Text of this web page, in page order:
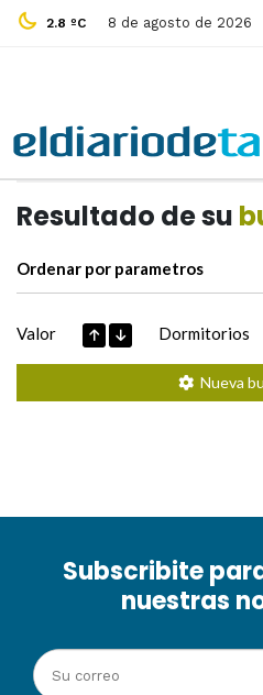
2.8 ºC 8 de agosto de 2026
Resultado de su
Ordenar por parametros
Valor Dormitorios
Nueva
Subscribite
nuestras